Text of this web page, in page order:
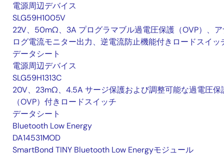
電源周辺デバイス
SLG59H1005V
22V、50mΩ、3A プログラマブル過電圧保護（OVP）、
ログ電流モニター出力、逆電流防止機能付きロードスイッ
データシート
電源周辺デバイス
SLG59H1313C
20V、23mΩ、4.5A サージ保護および調整可能な過電圧保
（OVP）付きロードスイッチ
データシート
Bluetooth Low Energy
DA14531MOD
SmartBond TINY Bluetooth Low Energyモジュール